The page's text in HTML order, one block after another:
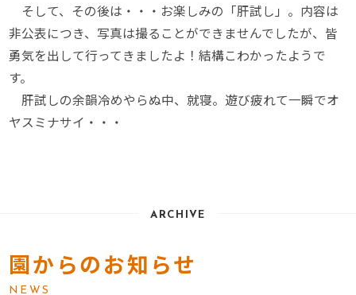
そして、その後は・・・お楽しみの「肝試し」。内容は
非公表につき、写真は撮ることができませんでしたが、皆
勇気を出して行ってきましたよ！結構こわかったようで
す。
肝試しの余韻冷めやらぬ中、就寝。遊び疲れて一瞬でオ
ヤスミナサイ・・・
ARCHIVE
園からのお知らせ
NEWS